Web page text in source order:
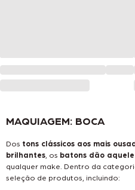
MAQUIAGEM: BOCA
Dos tons clássicos aos mais
brilhantes , os batons dão
qualquer make. Dentro da
seleção de produtos, incluindo: